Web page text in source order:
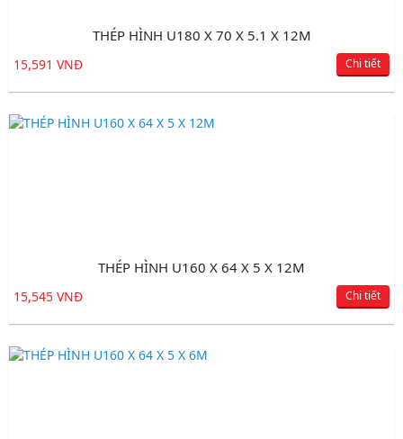
THÉP HÌNH U180 X 70 X 5.1 X 12M
15,591 VNĐ Chi tiết
THÉP HÌNH U160 X 64 X 5 X 12M
15,545 VNĐ Chi tiết